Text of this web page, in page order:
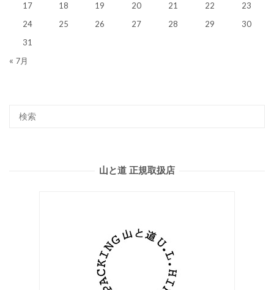
17
18 19 20 21 22
23
24
25 26 27 28 29
30
31
« 7月
山と道 正規取扱店